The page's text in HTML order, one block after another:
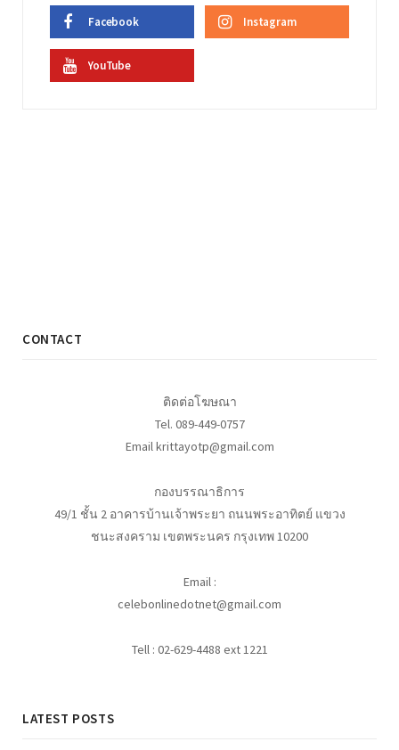
Facebook Instagram
YouTube
CONTACT
ติดต่อโฆษณา
Tel. 089-449-0757
Email krittayotp@gmail.com
กองบรรณาธิการ
49/1 ชั้น 2 อาคารบ้านเจ้าพระยา ถนนพระอาทิตย์ แขวง
ชนะสงคราม เขตพระนคร กรุงเทพ 10200
Email :
celebonlinedotnet@gmail.com
Tell : 02-629-4488 ext 1221
LATEST POSTS